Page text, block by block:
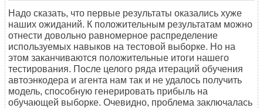
Надо сказать, что первые результаты оказались хуже
наших ожиданий. К положительным результатам можно
отнести довольно равномерное распределение
используемых навыков на тестовой выборке. Но на
этом заканчиваются положительные итоги нашего
тестирования. После целого ряда итераций обучения
автоэнкодера и агента нам так и не удалось получить
модель, способную генерировать прибыль на
обучающей выборке. Очевидно, проблема заключалась